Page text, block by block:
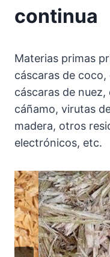
continua
Materias primas
cáscaras de
cáscaras de
cáñamo, virutas
madera, otros
electrónicos, etc.